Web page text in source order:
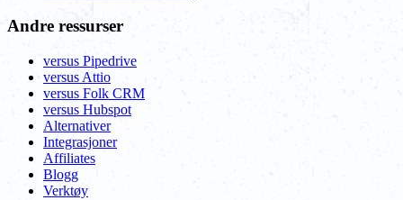
Andre ressurser
versus Pipedrive
versus Attio
versus Folk CRM
versus Hubspot
Alternativer
Integrasjoner
Affiliates
Blogg
Verktøy